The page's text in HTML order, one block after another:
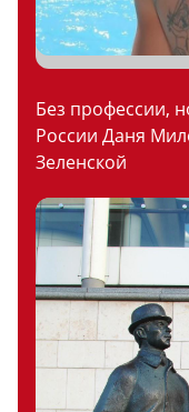
Без профессии,
России Даня
Зеленской